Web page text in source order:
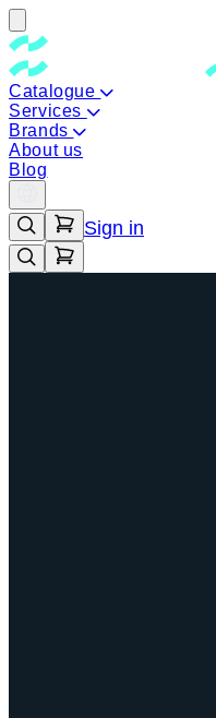
Catalogue
Services
Brands
About us
Blog
Sign in